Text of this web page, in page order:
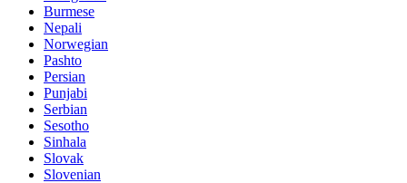
Burmese
Nepali
Norwegian
Pashto
Persian
Punjabi
Serbian
Sesotho
Sinhala
Slovak
Slovenian